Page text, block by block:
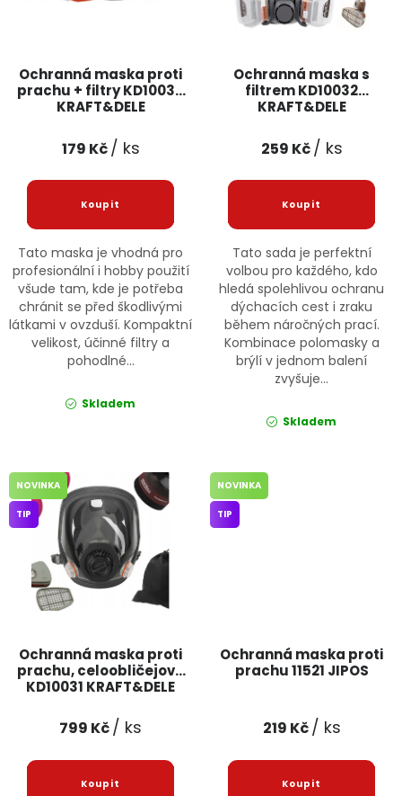
Doprava a platba Váš zákaznický účet Kontakt
Reklamační formulář Odstoupení ve lhůtě 14 dní
Obchodní podmínky Reklamační řád
Podmínky ochrany osobních údajů
Ochranná maska proti
prachu + filtry KD10030
KRAFT&DELE
179 Kč/ ks
Tato maska je vhodná pro
profesionální i hobby použití
všude tam, kde je potřeba
chránit se před škodlivými
látkami v ovzduší. Kompaktní
velikost, účinné filtry a
pohodlné...
Skladem
Ochranná maska s
filtrem KD10032
KRAFT&DELE
259 Kč/ ks
Tato sada je perfektní
volbou pro každého, kdo
hledá spolehlivou ochranu
dýchacích cest i zraku
během náročných prací.
Kombinace polomasky a
brýlí v jednom balení
zvyšuje...
Skladem
Ochranná maska proti
prachu, celoobličejová
KD10031 KRAFT&DELE
NOVINKA
TIP
799 Kč/ ks
Ochranná maska proti
prachu 11521 JIPOS
NOVINKA
TIP
219 Kč/ ks